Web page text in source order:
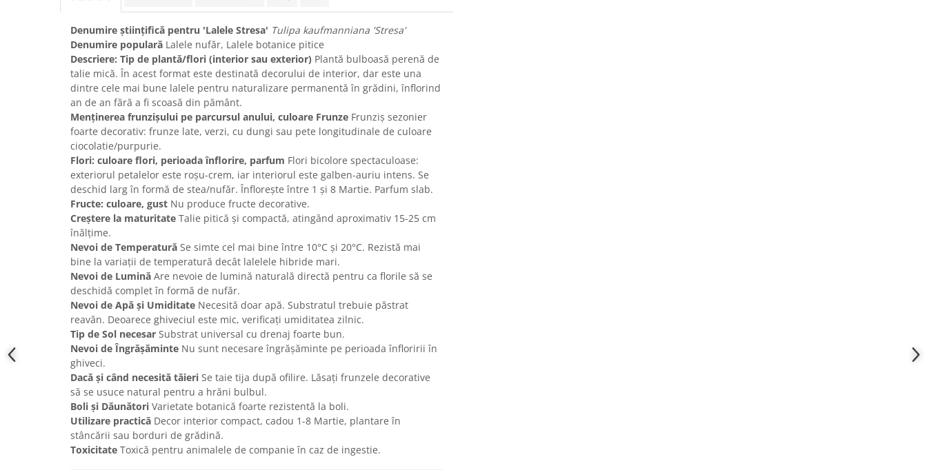
Denumire științifică pentru 'Lalele Stresa' Tulipa kaufmanniana 'Stresa'
Denumire populară Lalele nufăr, Lalele botanice pitice
Descriere: Tip de plantă/flori (interior sau exterior) Plantă bulboasă perenă de
talie mică. În acest format este destinată decorului de interior, dar este una
dintre cele mai bune lalele pentru naturalizare permanentă în grădini, înflorind
an de an fără a fi scoasă din pământ.
Menținerea frunzișului pe parcursul anului, culoare Frunze Frunziș sezonier
foarte decorativ: frunze late, verzi, cu dungi sau pete longitudinale de culoare
ciocolatie/purpurie.
Flori: culoare flori, perioada înflorire, parfum Flori bicolore spectaculoase:
exteriorul petalelor este roșu-crem, iar interiorul este galben-auriu intens. Se
deschid larg în formă de stea/nufăr. Înflorește între 1 și 8 Martie. Parfum slab.
Fructe: culoare, gust Nu produce fructe decorative.
Creștere la maturitate Talie pitică și compactă, atingând aproximativ 15-25 cm
înălțime.
Nevoi de Temperatură Se simte cel mai bine între 10°C și 20°C. Rezistă mai
bine la variații de temperatură decât lalelele hibride mari.
Nevoi de Lumină Are nevoie de lumină naturală directă pentru ca florile să se
deschidă complet în formă de nufăr.
Nevoi de Apă și Umiditate Necesită doar apă. Substratul trebuie păstrat
reavăn. Deoarece ghiveciul este mic, verificați umiditatea zilnic.
Tip de Sol necesar Substrat universal cu drenaj foarte bun.
Nevoi de Îngrășăminte Nu sunt necesare îngrășăminte pe perioada înfloririi în
ghiveci.
Dacă și când necesită tăieri Se taie tija după ofilire. Lăsați frunzele decorative
să se usuce natural pentru a hrăni bulbul.
Boli și Dăunători Varietate botanică foarte rezistentă la boli.
Utilizare practică Decor interior compact, cadou 1-8 Martie, plantare în
stâncării sau borduri de grădină.
Toxicitate Toxică pentru animalele de companie în caz de ingestie.